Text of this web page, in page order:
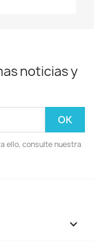
noticias y
ello, consulte nuestra
